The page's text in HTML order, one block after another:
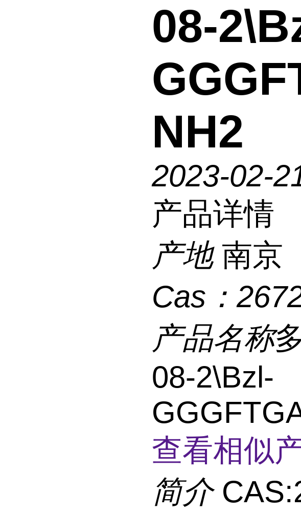
08-
NH2
2023-02-
产品详情
产地 南京
Cas：
产品名称
08-2\Bzl-
查看相似
简介